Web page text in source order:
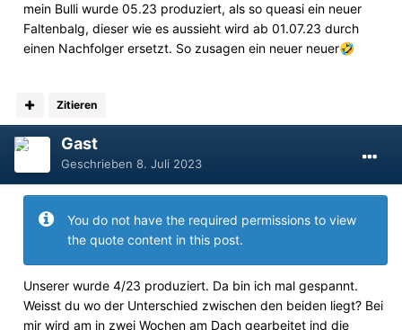
mein Bulli wurde 05.23 produziert, als so queasi ein neuer
Faltenbalg, dieser wie es aussieht wird ab 01.07.23 durch
einen Nachfolger ersetzt. So zusagen ein neuer neuer🤣
Zitieren
Gast
Geschrieben 8. Juli 2023
You do not have the required permissions to view
the quote content in this post.
Unserer wurde 4/23 produziert. Da bin ich mal gespannt.
Weisst du wo der Unterschied zwischen den beiden liegt? Bei
mir wird am in zwei Wochen am Dach gearbeitet ind die